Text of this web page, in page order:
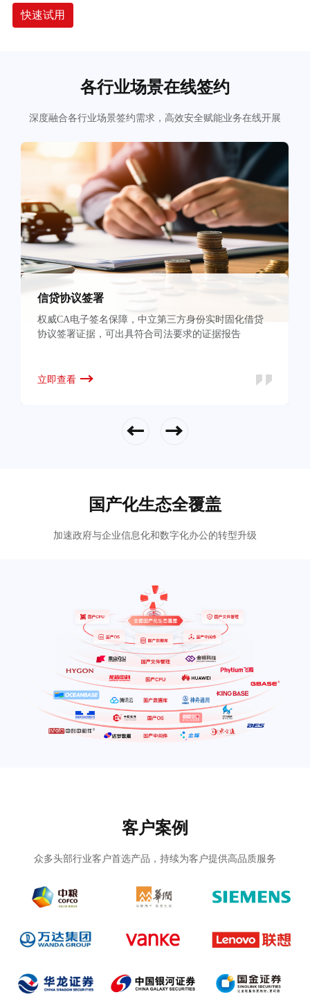
快速试用
各行业场景在线签约
深度融合各行业场景签约需求，高效安全赋能业务在线开展
信贷协议签署
权威CA电子签名保障，中立第三方身份实时固化借贷
协议签署证据，可出具符合司法要求的证据报告
立即查看
国产化生态全覆盖
加速政府与企业信息化和数字化办公的转型升级
客户案例
众多头部行业客户首选产品，持续为客户提供高品质服务